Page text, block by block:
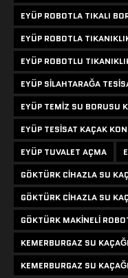
EYÜP ROBOTLA TIKALI
EYÜP ROBOTLA
EYÜP ROBOTLU
EYÜP SILAHTARAĞA
EYÜP TEMIZ SU BORUSU
EYÜP TESISAT KAÇAK
EYÜP TUVALET AÇMA
GÖKTÜRK CIHAZLA SU
GÖKTÜRK CIHAZLA SU
GÖKTÜRK MAKINELI
KEMERBURGAZ SU
KEMERBURGAZ SU